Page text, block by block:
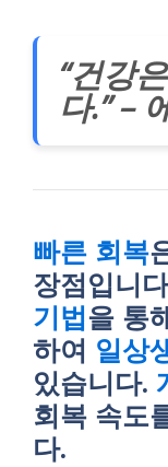
“건강
다.” –
빠른 회복
장점입니
기법을 통
하여 일상
있습니다.
회복 속도
다.